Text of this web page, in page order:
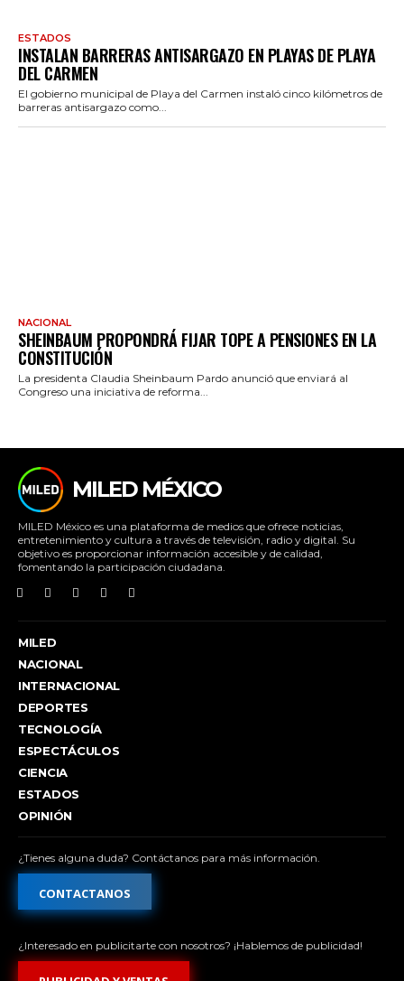
ESTADOS
INSTALAN BARRERAS ANTISARGAZO EN PLAYAS DE PLAYA
DEL CARMEN
El gobierno municipal de Playa del Carmen instaló cinco kilómetros de
barreras antisargazo como...
NACIONAL
SHEINBAUM PROPONDRÁ FIJAR TOPE A PENSIONES EN LA
CONSTITUCIÓN
La presidenta Claudia Sheinbaum Pardo anunció que enviará al
Congreso una iniciativa de reforma...
MILED MÉXICO
MILED México es una plataforma de medios que ofrece noticias,
entretenimiento y cultura a través de televisión, radio y digital. Su
objetivo es proporcionar información accesible y de calidad,
fomentando la participación ciudadana.
MILED
NACIONAL
INTERNACIONAL
DEPORTES
TECNOLOGÍA
ESPECTÁCULOS
CIENCIA
ESTADOS
OPINIÓN
¿Tienes alguna duda? Contáctanos para más información.
CONTACTANOS
¿Interesado en publicitarte con nosotros? ¡Hablemos de publicidad!